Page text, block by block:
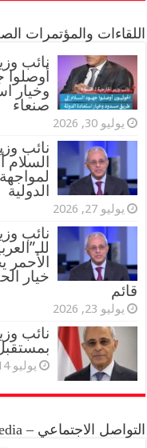
اللقاءات والمؤتمرات
‏نائب
وخيار
صنعاء
يوليو 30, 2026
نائب
السلام
الدولية
يوليو 27, 2026
نائب
الأحمر
خيار
قائم
يوليو 23, 2026
نائب
يوليو 14, 2026
التواصل الاجتماعي – Social Media